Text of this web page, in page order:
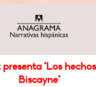
"Los
Biscayne"